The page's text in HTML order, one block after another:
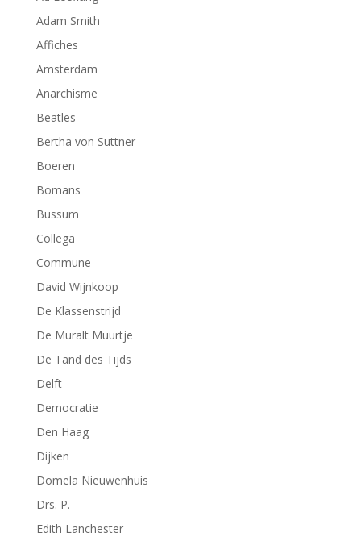
Adam Smith
Affiches
Amsterdam
Anarchisme
Beatles
Bertha von Suttner
Boeren
Bomans
Bussum
Collega
Commune
David Wijnkoop
De Klassenstrijd
De Muralt Muurtje
De Tand des Tijds
Delft
Democratie
Den Haag
Dijken
Domela Nieuwenhuis
Drs. P.
Edith Lanchester